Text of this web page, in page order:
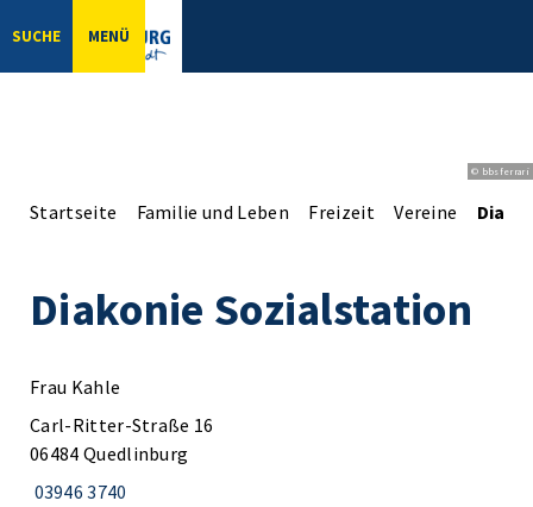
SUCHE MENÜ
© bbsferrari
Startseite Familie und Leben Freizeit Vereine
Diakonie Sozialstation
Frau Kahle
Carl-Ritter-Straße 16
06484 Quedlinburg
03946 3740